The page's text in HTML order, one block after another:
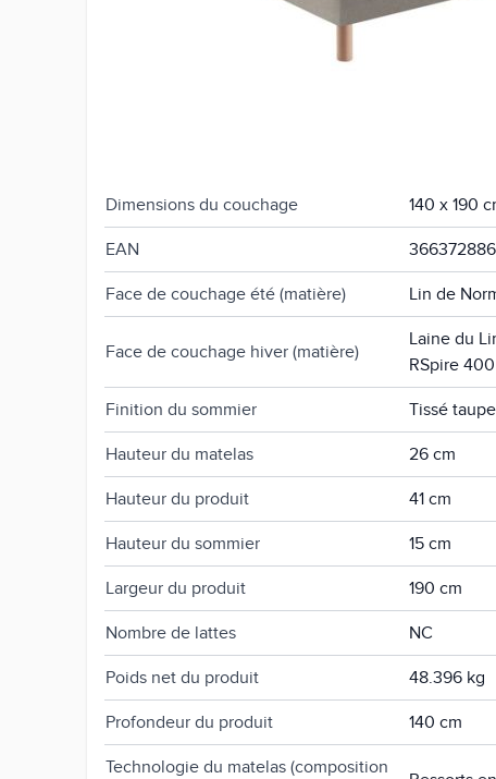
Soutien
Dimensions du couchage 140 x 190
EAN
Face de couchage été (matière) Lin de
Face de couchage hiver (matière)
Laine du
RSpire
Finition du sommier Tissé taupe
Hauteur du matelas 26 cm
Hauteur du produit 41 cm
Hauteur du sommier 15 cm
Largeur du produit 190 cm
Nombre de lattes NC
Poids net du produit 48.396 kg
Profondeur du produit 140 cm
Technologie du matelas (composition